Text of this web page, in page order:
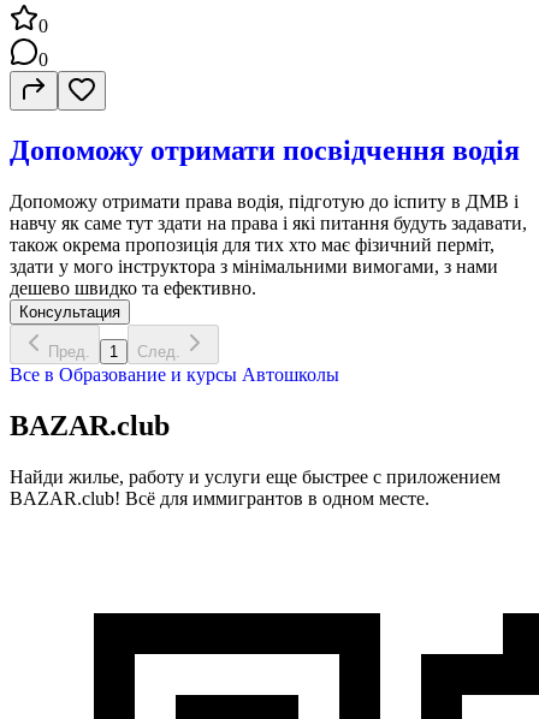
0
0
Допоможу отримати посвідчення водія
Допоможу отримати права водія, підготую до іспиту в ДМВ і
навчу як саме тут здати на права і які питання будуть задавати,
також окрема пропозиція для тих хто має фізичний перміт,
здати у мого інструктора з мінімальними вимогами, з нами
дешево швидко та ефективно.
Консультация
Пред. 1 След.
Все в Образование и курсы Автошколы
BAZAR.club
Найди жилье, работу и услуги еще быстрее с приложением
BAZAR.club! Всё для иммигрантов в одном месте.